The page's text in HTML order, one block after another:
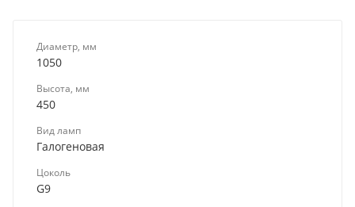
Диаметр, мм
1050
Высота, мм
450
Вид ламп
Галогеновая
Цоколь
G9